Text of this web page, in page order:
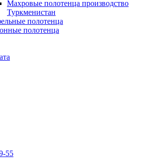
Махровые полотенца производство
Туркменистан
полотенца
полотенца
55